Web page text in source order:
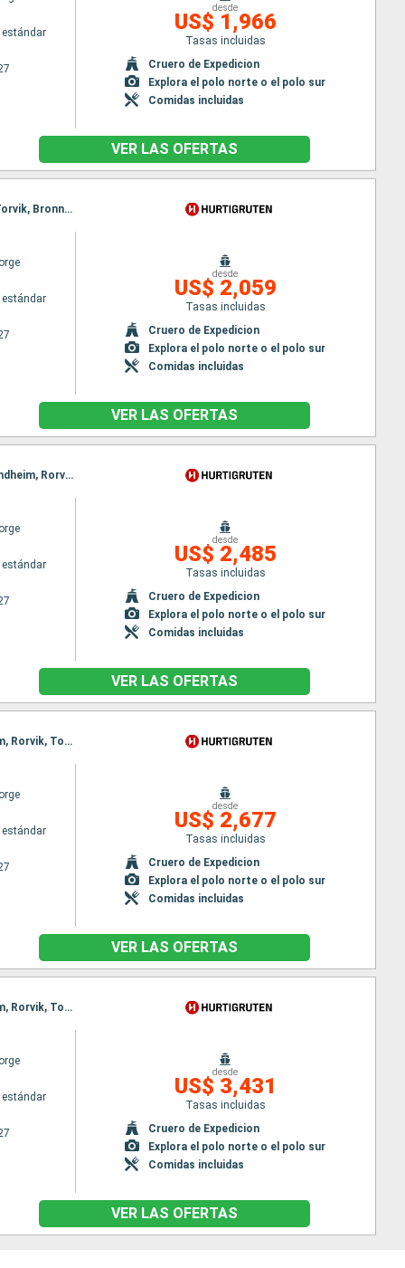
desde
US$ 1,966
Tasas incluidas
Cruero de Expedicion
Explora el polo norte o el polo sur
Comidas incluidas
VER LAS OFERTAS
Itinerario : Bergen, Floro, Maloy, Torvik, Alesund, Molde, Maloy, Kristiansund, Trondheim, Rorvik, Torvik, Bronnoysund, Sandnessjoen, Nesna (pasaje círculo polar), Ornes, Bodo, Stamsund, Svolvaer, Alesund, Stokmarknes, sortland, Risoyhamn, Harstad, Finnsnes, Tromso, Skjervoy, Molde, Oksfjord, Hammerfest, Havoysund, Honningsvag, Kjollefjord, Mehamn, Berlevag, Kristiansund, Batsfjord, Vardo, Vadso, Kirkenes, Berlevag, Finnsnes, Harstad, Risoyhamn, sortland, Stokmarknes, Svolvaer, Trondheim, Stamsund, Mehamn, Kjollefjord, Honningsvag, Havoysund, Hammerfest, Oksfjord, Skjervoy, Tromso, Bodo, Ornes, Nesna (pasaje círculo polar), Sandnessjoen, Bronnoysund, Rorvik, Finnsnes, Harstad, Risoyhamn, sortland, Stokmarknes, Svolvaer, Stamsund, Trondheim, Bodo, Ornes, Nesna (pasaje círculo polar), Sandnessjoen, Bronnoysund, Rorvik, Sandnessjoen, Trondheim, Nesna (pasaje círculo polar), Ornes, Bodo, Stamsund, Svolvaer, Stokmarknes, sortland, Risoyhamn, Harstad, Finnsnes, Tromso, Skjervoy, Oksfjord, Hammerfest, Havoysund, Honningsvag, Kjollefjord, Mehamn, Berlevag, Batsfjord, Vardo, Vadso, Kirkenes, Vardo, Batsfjord, Berlevag, Mehamn, Kjollefjord, Honningsvag, Havoysund, Hammerfest, Oksfjord, Skjervoy, Tromso, Finnsnes, Harstad, Risoyhamn, sortland, Stokmarknes, Svolvaer, Stamsund, Bodo, Ornes, Nesna (pasaje círculo polar), Sandnessjoen, Bronnoysund, Rorvik, Trondheim
desde
US$ 2,059
Tasas incluidas
Cruero de Expedicion
Explora el polo norte o el polo sur
Comidas incluidas
VER LAS OFERTAS
Itinerario : Bergen, Floro, Maloy, Torvik, Alesund, Hjorundfjorden, Molde, Maloy, Kristiansund, Trondheim, Rorvik, Torvik, Bronnoysund, Sandnessjoen, Nesna (pasaje círculo polar), Ornes, Bodo, Stamsund, Svolvaer, Alesund, Stokmarknes, sortland, Risoyhamn, Harstad, Finnsnes, Tromso, Skjervoy, Hjorundfjorden, Oksfjord, Hammerfest, Havoysund, Honningsvag, Kjollefjord, Mehamn, Berlevag, Alesund, Batsfjord, Vardo, Vadso, Kirkenes, Berlevag, Molde, Mehamn, Kjollefjord, Honningsvag, Havoysund, Hammerfest, Oksfjord, Skjervoy, Tromso, Kristiansund, Finnsnes, Harstad, Risoyhamn, sortland, Stokmarknes, Svolvaer, Stamsund, Trondheim, Bodo, Ornes, Nesna (pasaje círculo polar), Sandnessjoen, Bronnoysund, Rorvik, Trondheim, Bronnoysund, Sandnessjoen, Nesna (pasaje círculo polar), Ornes, Bodo, Stamsund, Svolvaer, Stokmarknes, sortland, Risoyhamn, Harstad, Finnsnes, Tromso, Skjervoy, Oksfjord, Hammerfest, Havoysund, Honningsvag, Kjollefjord, Mehamn, Berlevag, Batsfjord, Vardo, Vadso, Kirkenes, Vardo, Batsfjord, Berlevag, Mehamn, Kjollefjord, Honningsvag, Havoysund, Hammerfest, Oksfjord, Skjervoy, Tromso, Finnsnes, Harstad, Risoyhamn, sortland, Stokmarknes, Svolvaer, Stamsund, Bodo, Ornes, Nesna (pasaje círculo polar), Sandnessjoen, Bronnoysund, Rorvik, Trondheim
desde
US$ 2,485
Tasas incluidas
Cruero de Expedicion
Explora el polo norte o el polo sur
Comidas incluidas
VER LAS OFERTAS
Itinerario : Bergen, Floro, Maloy, Torvik, Alesund, Geiranger, Molde, Maloy, Kristiansund, Trondheim, Rorvik, Torvik, Bronnoysund, Sandnessjoen, Nesna (pasaje círculo polar), Ornes, Bodo, Stamsund, Svolvaer, Alesund, Stokmarknes, sortland, Risoyhamn, Harstad, Finnsnes, Tromso, Skjervoy, Geiranger, Oksfjord, Hammerfest, Havoysund, Honningsvag, Kjollefjord, Mehamn, Berlevag, Alesund, Batsfjord, Vardo, Vadso, Kirkenes, Molde, Kristiansund, Trondheim, Rorvik, Bronnoysund, Sandnessjoen, Nesna (pasaje círculo polar), Ornes, Bodo, Stamsund, Svolvaer, Stokmarknes, sortland, Risoyhamn, Harstad, Finnsnes, Tromso, Skjervoy, Oksfjord, Hammerfest, Havoysund, Honningsvag, Kjollefjord, Mehamn, Berlevag, Batsfjord, Vardo, Vadso, Kirkenes
desde
US$ 2,677
Tasas incluidas
Cruero de Expedicion
Explora el polo norte o el polo sur
Comidas incluidas
VER LAS OFERTAS
Itinerario : Bergen, Floro, Maloy, Torvik, Alesund, Geiranger, Molde, Maloy, Kristiansund, Trondheim, Rorvik, Torvik, Bronnoysund, Sandnessjoen, Nesna (pasaje círculo polar), Ornes, Bodo, Stamsund, Svolvaer, Alesund, Stokmarknes, sortland, Risoyhamn, Harstad, Finnsnes, Tromso, Skjervoy, Geiranger, Oksfjord, Hammerfest, Havoysund, Honningsvag, Kjollefjord, Mehamn, Berlevag, Alesund, Batsfjord, Vardo, Vadso, Kirkenes, Berlevag, Molde, Mehamn, Kjollefjord, Honningsvag, Havoysund, Hammerfest, Oksfjord, Skjervoy, Tromso, Kristiansund, Finnsnes, Harstad, Risoyhamn, sortland, Stokmarknes, Svolvaer, Stamsund, Trondheim, Bodo, Ornes, Nesna (pasaje círculo polar), Sandnessjoen, Bronnoysund, Rorvik, Trondheim, Bronnoysund, Sandnessjoen, Nesna (pasaje círculo polar), Ornes, Bodo, Stamsund, Svolvaer, Stokmarknes, sortland, Risoyhamn, Harstad, Finnsnes, Tromso, Skjervoy, Oksfjord, Hammerfest, Havoysund, Honningsvag, Kjollefjord, Mehamn, Berlevag, Batsfjord, Vardo, Vadso, Kirkenes, Vardo, Batsfjord, Berlevag, Mehamn, Kjollefjord, Honningsvag, Havoysund, Hammerfest, Oksfjord, Skjervoy, Tromso, Finnsnes, Harstad, Risoyhamn, sortland, Stokmarknes, Svolvaer, Stamsund, Bodo, Ornes, Nesna (pasaje círculo polar), Sandnessjoen, Bronnoysund, Rorvik, Trondheim
desde
US$ 3,431
Tasas incluidas
Cruero de Expedicion
Explora el polo norte o el polo sur
Comidas incluidas
VER LAS OFERTAS